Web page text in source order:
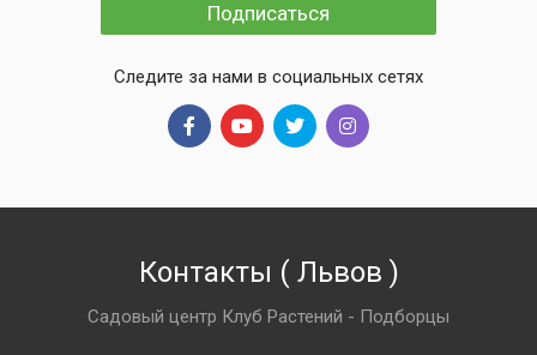
Подписаться
Следите за нами в социальных сетях
Контакты ( Львов )
Садовый центр Клуб Растений - Подборцы